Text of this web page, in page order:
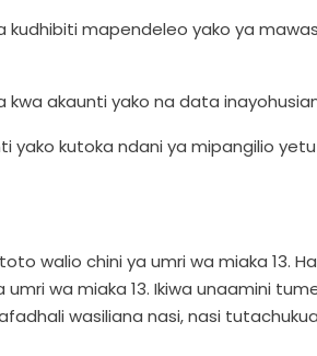
kudhibiti mapendeleo yako ya
kwa akaunti yako na data
yako kutoka ndani ya mipangilio
walio chini ya umri wa miaka 13.
wa miaka 13. Ikiwa unaamini
wasiliana nasi, nasi